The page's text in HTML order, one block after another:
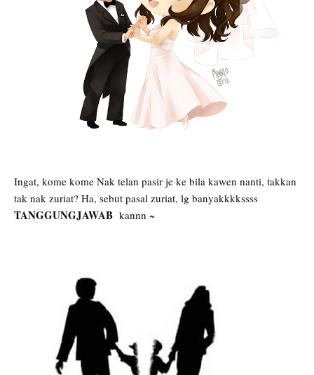
Ingat, kome kome Nak telan pasir je ke bila kawen nanti, takkan
tak nak zuriat? Ha, sebut pasal zuriat, lg banyakkkkssss
TANGGUNGJAWAB kannn ~